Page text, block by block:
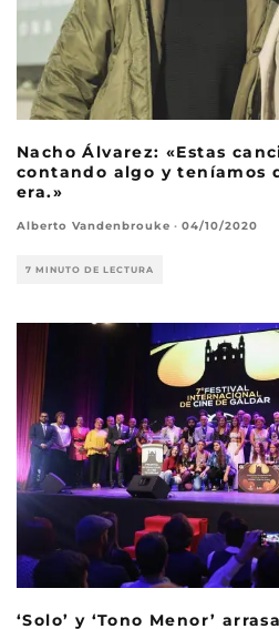
Nacho Álvarez: «Estas
contando algo y teníamos
era.»
Alberto Vandenbrouke · 04/10/2020
7 MINUTO DE LECTURA
‘Solo’ y ‘Tono Menor’